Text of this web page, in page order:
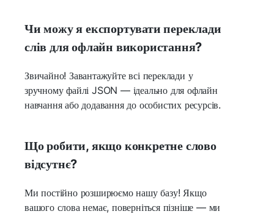
Чи можу я експортувати переклади
слів для офлайн використання?
Звичайно! Завантажуйте всі переклади у
зручному файлі JSON — ідеально для офлайн
навчання або додавання до особистих ресурсів.
Що робити, якщо конкретне слово
відсутнє?
Ми постійно розширюємо нашу базу! Якщо
вашого слова немає, поверніться пізніше — ми